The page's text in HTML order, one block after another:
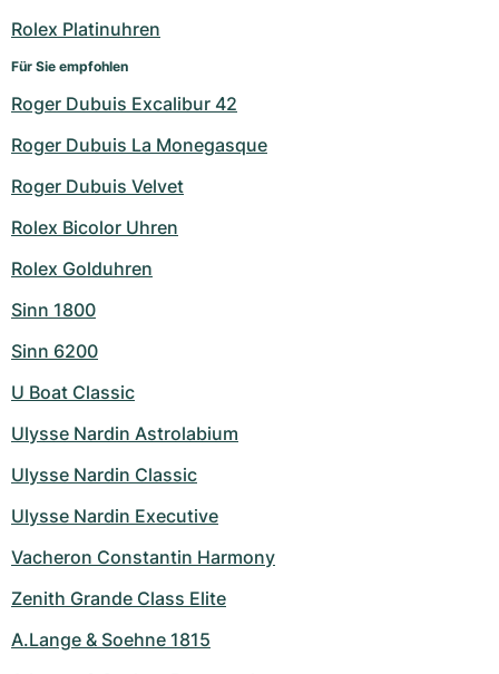
Rolex Platinuhren
Für Sie empfohlen
Roger Dubuis Excalibur 42
Roger Dubuis La Monegasque
Roger Dubuis Velvet
Rolex Bicolor Uhren
Rolex Golduhren
Sinn 1800
Sinn 6200
U Boat Classic
Ulysse Nardin Astrolabium
Ulysse Nardin Classic
Ulysse Nardin Executive
Vacheron Constantin Harmony
Zenith Grande Class Elite
A.Lange & Soehne 1815